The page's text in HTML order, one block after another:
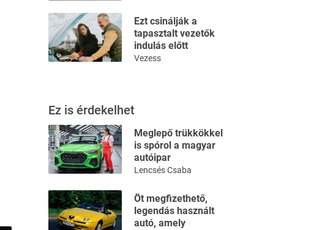
Ezt csinálják a
tapasztalt vezetők
indulás előtt
Vezess
Ez is érdekelhet
Meglepő trükkökkel
is spórol a magyar
autóipar
Lencsés Csaba
Öt megfizethető,
legendás használt
autó, amely